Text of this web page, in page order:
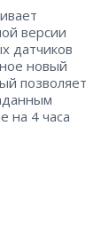
версии
датчиков
новый
позволяет
на 4 часа